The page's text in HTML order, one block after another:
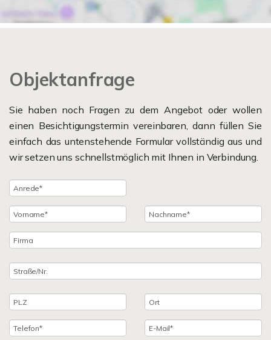
Objektanfrage
Sie haben noch Fragen zu dem Angebot oder wollen
einen Besichtigungstermin vereinbaren, dann füllen Sie
einfach das untenstehende Formular vollständig aus und
wir setzen uns schnellstmöglich mit Ihnen in Verbindung.